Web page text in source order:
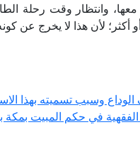
وانتظار وقت رحلة
أكثر؛ لأن هذا لا يخرج عن
الوداع وسبب تسميته بهذا
الفقهية في حكم المبيت بمكة